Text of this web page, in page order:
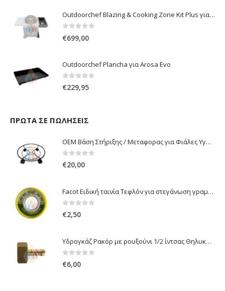
Outdoorchef Blazing & Cooking Zone Kit Plus για Ψησταριά Arosa Evo
€699,00
Outdoorchef Plancha για Arosa Evo
0out of 5
€229,95
ΠΡΏΤΑ ΣΕ ΠΩΛΉΣΕΙΣ
OEM Βάση Στήριξης / Μεταφορας για Φιάλες Υγραερίου 10 kg & 13 kg με ροδάκια
0out of 5
€20,00
Facot Ειδική ταινία Τεφλόν για στεγάνωση γραμμών αερίου 12m
0out of 5
€2,50
Υδρογκάζ Ρακόρ με ρουξούνι 1/2 ίντσας Θηλυκό Δεξιόστροφο για σύνδεση συσκευών με λάστιχο υγραερίου 8mm
0out of 5
€6,00